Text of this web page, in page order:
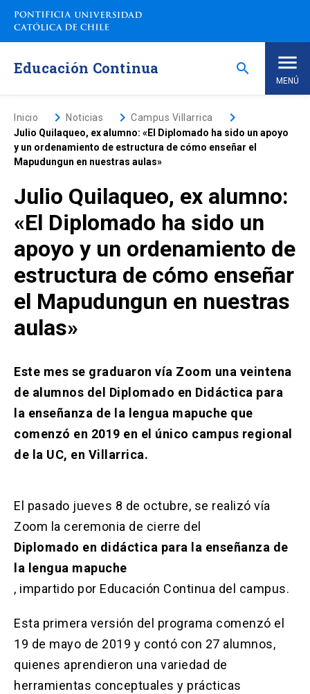
Saltar
contenido
Educación Continua search
MENÚ
Inicio
Nosotros
Programas de Estudio
Programas Corporativos
Noticias
Solicitud Certificados(El
en
nueva
pestaña)
se
abre
en
una
nueva
pestaña)
enlace
se
abre
una
ACCESOS UC
Biblioteca launch
(El
abre
en
una
nueva
pestaña)
Mi Portal UC
(El
abre
en
una
nueva
pestaña)
enlace
se
en
una
nueva
pestaña)
Inicio keyboard_arrow_rightNoticias keyboard_arrow_rightCampus Villarrica keyboard_arrow_right
Julio Quilaqueo, ex alumno: «El Diplomado ha sido un apoyo
y un ordenamiento de estructura de cómo enseñar el
Mapudungun en nuestras aulas»
Julio Quilaqueo, ex alumno:
«El Diplomado ha sido un
apoyo y un ordenamiento de
estructura de cómo enseñar
el Mapudungun en nuestras
aulas»
Este mes se graduaron vía Zoom una veintena
de alumnos del Diplomado en Didáctica para
la enseñanza de la lengua mapuche que
comenzó en 2019 en el único campus regional
de la UC, en Villarrica.
El pasado jueves 8 de octubre, se realizó vía
Zoom la ceremonia de cierre del
Diplomado en didáctica para la enseñanza de
la lengua mapuche
, impartido por Educación Continua del campus.
Esta primera versión del programa comenzó el
19 de mayo de 2019 y contó con 27 alumnos,
quienes aprendieron una variedad de
herramientas conceptuales y prácticas